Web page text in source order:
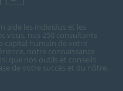
aide les individus et les
vous, nos 250 consultants
capital humain de votre
notre connaissance
que nos outils et conseils
de votre succès et du nôtre.